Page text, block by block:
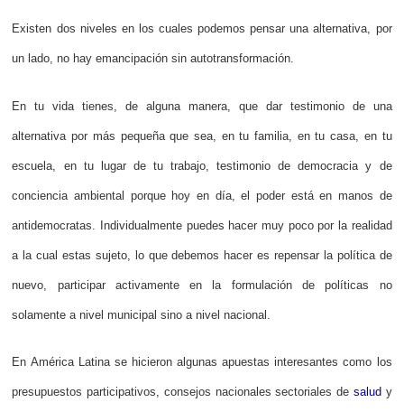
Existen dos niveles en los cuales podemos pensar una alternativa, por
un lado, no hay emancipación sin autotransformación.
En tu vida tienes, de alguna manera, que dar testimonio de una
alternativa por más pequeña que sea, en tu familia, en tu casa, en tu
escuela, en tu lugar de tu trabajo, testimonio de democracia y de
conciencia ambiental porque hoy en día, el poder está en manos de
antidemocratas. Individualmente puedes hacer muy poco por la realidad
a la cual estas sujeto, lo que debemos hacer es repensar la política de
nuevo, participar activamente en la formulación de políticas no
solamente a nivel municipal sino a nivel nacional.
En América Latina se hicieron algunas apuestas interesantes como los
presupuestos participativos, consejos nacionales sectoriales de salud y